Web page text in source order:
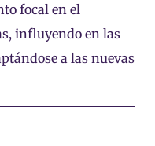
focal en el
influyendo en las
a las nuevas